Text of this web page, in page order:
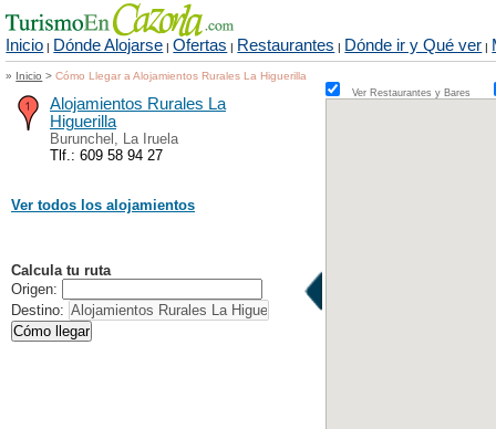
Inicio | Dónde Alojarse |Ofertas | Restaurantes | Dónde ir y Qué ver |
» Inicio >Cómo Llegar a Alojamientos Rurales La Higuerilla
Alojamientos Rurales La
Higuerilla
Burunchel, La Iruela
Tlf.: 609 58 94 27
Ver todos los alojamientos
Calcula tu ruta
Origen:
Destino:
Ver Restaurantes y Bares